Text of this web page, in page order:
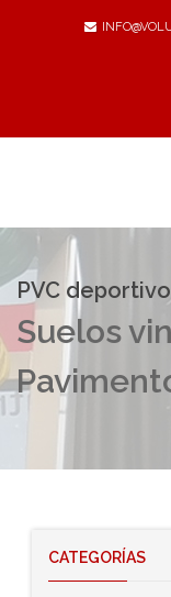
PVC deportivo
Suelos
CATEGORÍAS